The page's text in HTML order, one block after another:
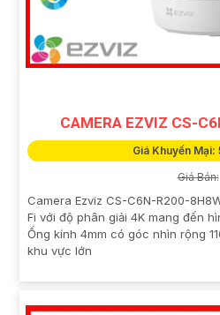
CAMERA EZVIZ CS-
Giá Khuyến
Giá Bán:
Camera Ezviz CS-C6N-R200-
Fi với độ phân giải 4K mang đến
Ống kính 4mm có góc nhìn rộng
khu vực lớn